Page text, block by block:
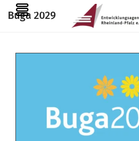
Inhalt
Buga 2029
MENU